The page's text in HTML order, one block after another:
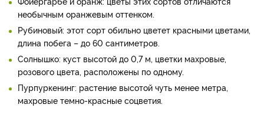
необычным оранжевым оттенком.
Рубиновый: этот сорт обильно цветет красными цветами,
длина побега – до 60 сантиметров.
Солнышко: куст высотой до 0,7 м, цветки махровые,
розового цвета, расположены по одному.
Пурпуркенинг: растение высотой чуть менее метра,
махровые темно-красные соцветия.